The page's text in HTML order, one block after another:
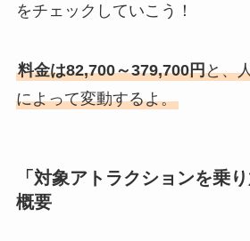
をチェックしていこう！
料金は82,700～379,700円と、
によって変動するよ。
「対象アトラクションを乗
概要